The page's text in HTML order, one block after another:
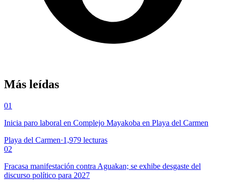
Más leídas
01
Inicia paro laboral en Complejo Mayakoba en Playa del Carmen
Playa del Carmen·1,979 lecturas
02
Fracasa manifestación contra Aguakan; se exhibe desgaste del
discurso político para 2027